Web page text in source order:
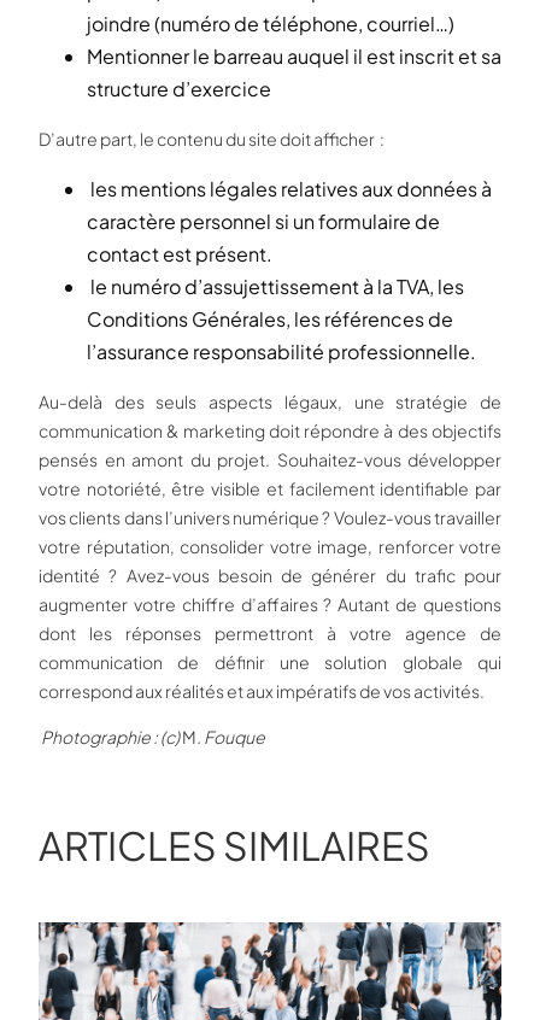
joindre (numéro de téléphone, courriel…)
Mentionner le barreau auquel il est inscrit et sa
structure d’exercice
D’autre part, le contenu du site doit afficher :
les mentions légales relatives aux données à
caractère personnel si un formulaire de
contact est présent.
le numéro d’assujettissement à la TVA, les
Conditions Générales, les références de
l’assurance responsabilité professionnelle.
Au-delà des seuls aspects légaux, une stratégie de
communication & marketing doit répondre à des objectifs
pensés en amont du projet. Souhaitez-vous développer
votre notoriété, être visible et facilement identifiable par
vos clients dans l’univers numérique ? Voulez-vous travailler
votre réputation, consolider votre image, renforcer votre
identité ? Avez-vous besoin de générer du trafic pour
augmenter votre chiffre d’affaires ? Autant de questions
dont les réponses permettront à votre agence de
communication de définir une solution globale qui
correspond aux réalités et aux impératifs de vos activités.
Photographie : (c)M. Fouque
ARTICLES SIMILAIRES